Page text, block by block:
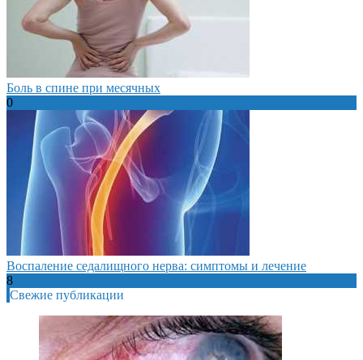
Боль в спине при месячных
0
Воспаление седалищного нерва: симптомы и лечение
8
Свежие публикации